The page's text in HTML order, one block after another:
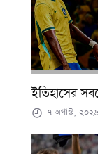
ইতিহাসের
৭ অগাস্ট, ২০২৬